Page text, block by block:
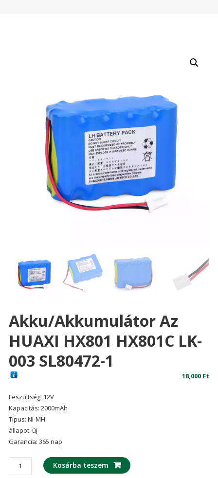
Akku/akkumulátor Az
HUAXI HX801 HX801C LK-
003 SL80472-1
18,000 Ft
Feszültség: 12V
Kapacitás: 2000mAh
Típus: NI-MH
állapot: új
Garancia: 365 nap
Akku/akkumulátor
az
Kosárba teszem